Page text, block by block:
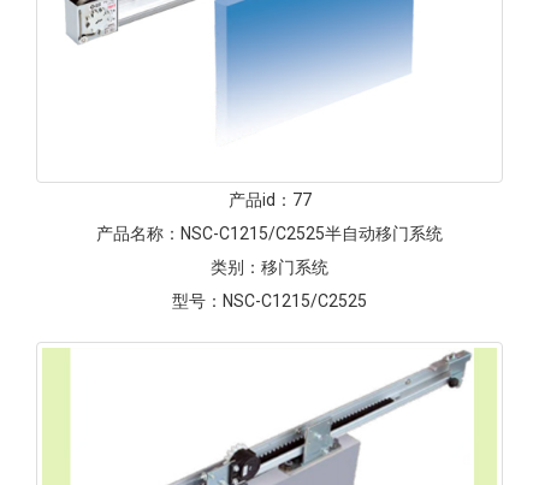
产品id： 77
产品名称： NSC-C1215/C2525半自动移门系统
类别： 移门系统
型号： NSC-C1215/C2525